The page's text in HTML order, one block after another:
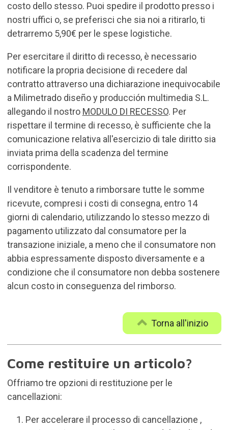
costo dello stesso. Puoi spedire il prodotto presso i
nostri uffici o, se preferisci che sia noi a ritirarlo, ti
detrarremo 5,90€ per le spese logistiche.
Per esercitare il diritto di recesso, è necessario
notificare la propria decisione di recedere dal
contratto attraverso una dichiarazione inequivocabile
a Milimetrado diseño y producción multimedia S.L.
allegando il nostro MODULO DI RECESSO. Per
rispettare il termine di recesso, è sufficiente che la
comunicazione relativa all'esercizio di tale diritto sia
inviata prima della scadenza del termine
corrispondente.
Il venditore è tenuto a rimborsare tutte le somme
ricevute, compresi i costi di consegna, entro 14
giorni di calendario, utilizzando lo stesso mezzo di
pagamento utilizzato dal consumatore per la
transazione iniziale, a meno che il consumatore non
abbia espressamente disposto diversamente e a
condizione che il consumatore non debba sostenere
alcun costo in conseguenza del rimborso.
Torna all'inizio
Come restituire un articolo?
Offriamo tre opzioni di restituzione per le
cancellazioni:
Per accelerare il processo di cancellazione ,